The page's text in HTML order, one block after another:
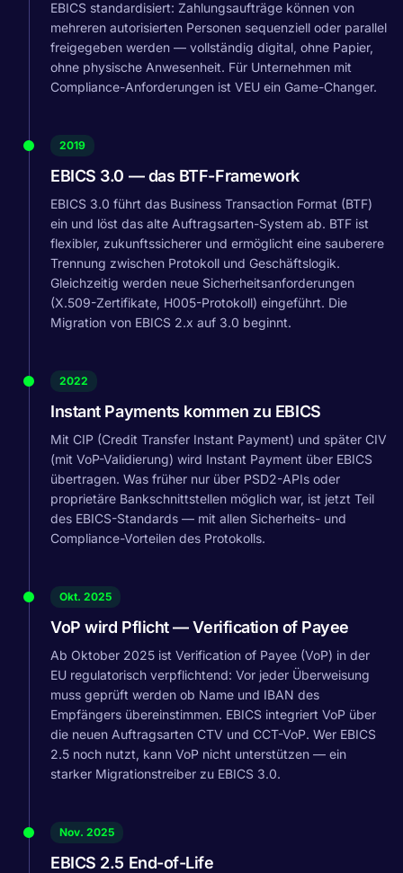
EBICS standardisiert: Zahlungsaufträge können von
mehreren autorisierten Personen sequenziell oder parallel
freigegeben werden — vollständig digital, ohne Papier,
ohne physische Anwesenheit. Für Unternehmen mit
Compliance-Anforderungen ist VEU ein Game-Changer.
2019
EBICS 3.0 — das BTF-Framework
EBICS 3.0 führt das Business Transaction Format (BTF)
ein und löst das alte Auftragsarten-System ab. BTF ist
flexibler, zukunftssicherer und ermöglicht eine sauberere
Trennung zwischen Protokoll und Geschäftslogik.
Gleichzeitig werden neue Sicherheitsanforderungen
(X.509-Zertifikate, H005-Protokoll) eingeführt. Die
Migration von EBICS 2.x auf 3.0 beginnt.
2022
Instant Payments kommen zu EBICS
Mit CIP (Credit Transfer Instant Payment) und später CIV
(mit VoP-Validierung) wird Instant Payment über EBICS
übertragen. Was früher nur über PSD2-APIs oder
proprietäre Bankschnittstellen möglich war, ist jetzt Teil
des EBICS-Standards — mit allen Sicherheits- und
Compliance-Vorteilen des Protokolls.
Okt. 2025
VoP wird Pflicht — Verification of Payee
Ab Oktober 2025 ist Verification of Payee (VoP) in der
EU regulatorisch verpflichtend: Vor jeder Überweisung
muss geprüft werden ob Name und IBAN des
Empfängers übereinstimmen. EBICS integriert VoP über
die neuen Auftragsarten CTV und CCT-VoP. Wer EBICS
2.5 noch nutzt, kann VoP nicht unterstützen — ein
starker Migrationstreiber zu EBICS 3.0.
Nov. 2025
EBICS 2.5 End-of-Life